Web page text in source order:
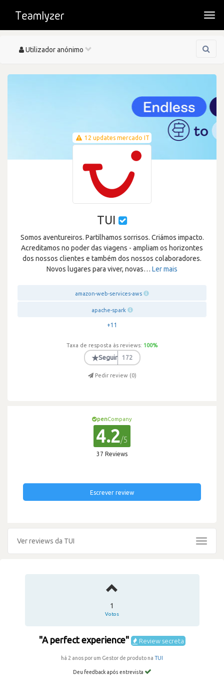
Toggle
Utilizador anónimo
12 updates mercado IT
TUI
Somos aventureiros. Partilhamos sorrisos. Criámos impacto.
Acreditamos no poder das viagens - ampliam os horizontes
dos nossos clientes e também dos nossos colaboradores.
Novos lugares para viver, novas… Ler mais
amazon-web-services-aws
apache-spark
+11
Taxa de resposta às reviews: 100%
★Seguir 172
Pedir review (0)
penCompany
4.2/5
37 Reviews
Escrever review
Ver reviews da TUI
Toggle
1
Votos
"A perfect experience" Review secreta
há 2 anos por um Gestor de produto na TUI
Deu feedback após entrevista